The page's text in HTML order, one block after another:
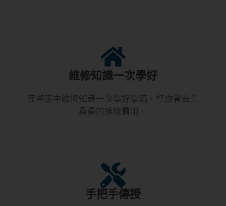
維修知識一次學好
完整家中維修知識一次學好學滿，幫你省去貴
桑桑的維修費用。​
手把手傳授